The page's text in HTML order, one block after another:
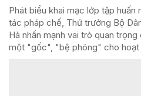
Phát biểu khai mạc lớp tập
tác pháp chế, Thứ trưởng Bộ
Hà nhấn mạnh vai trò quan
một "gốc", "bệ phóng" cho hoạt